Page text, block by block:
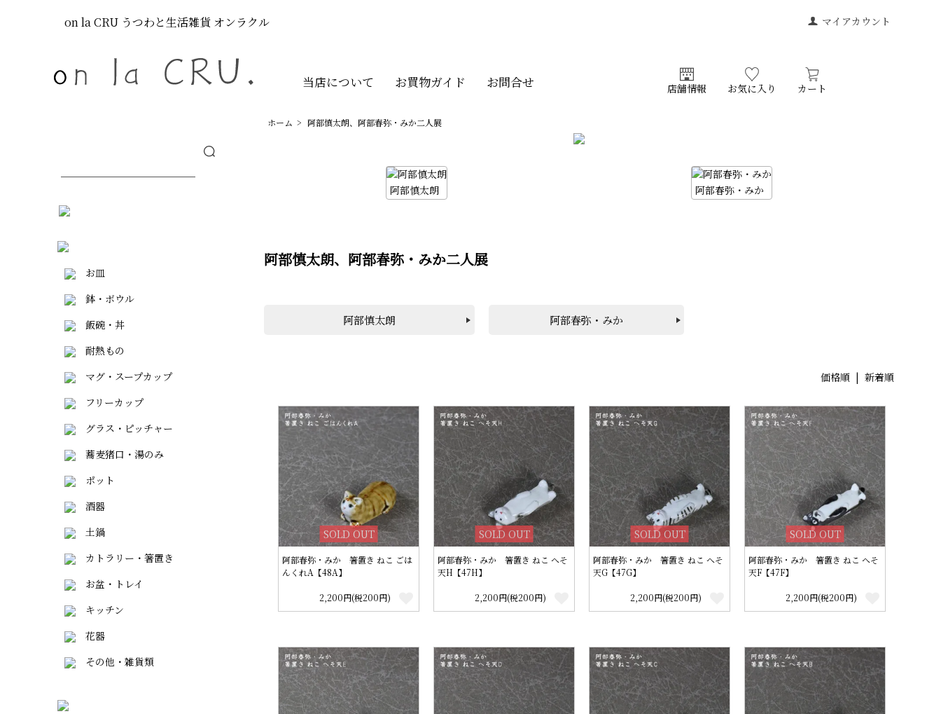
マイアカウント
on la CRU うつわと生活雑貨 オンラクル
当店について お買物ガイド お問合せ 店舗情報 お気に入り カート
ホーム > 阿部慎太朗、阿部春弥・みか二人展
阿部慎太朗 阿部春弥・みか
阿部慎太朗、阿部春弥・みか二人展
阿部慎太朗 阿部春弥・みか
価格順 | 新着順
SOLD OUT
阿部春弥・みか 箸置き ねこ ごは
んくれA【48A】
2,200円(税200円)
SOLD OUT
阿部春弥・みか 箸置き ねこ へそ
天H【47H】
2,200円(税200円)
SOLD OUT
阿部春弥・みか 箸置き ねこ へそ
天G【47G】
2,200円(税200円)
SOLD OUT
阿部春弥・みか 箸置き ねこ へそ
天F【47F】
2,200円(税200円)
お皿
鉢・ボウル
飯碗・丼
耐熱もの
マグ・スープカップ
フリーカップ
グラス・ピッチャー
蕎麦猪口・湯のみ
ポット
酒器
土鍋
カトラリー・箸置き
お盆・トレイ
キッチン
花器
その他・雑貨類